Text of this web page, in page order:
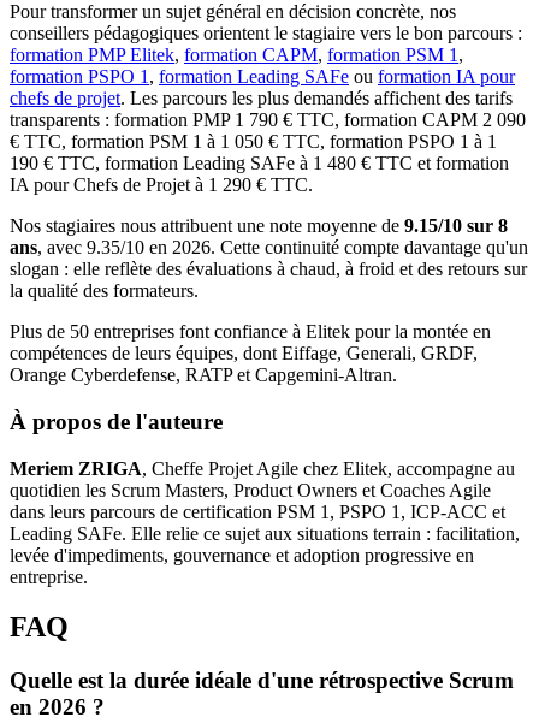
Pour transformer un sujet général en décision concrète, nos
conseillers pédagogiques orientent le stagiaire vers le bon parcours :
formation PMP Elitek, formation CAPM, formation PSM 1 ,
formation PSPO 1 , formation Leading SAFe ou formation IA pour
chefs de projet. Les parcours les plus demandés affichent des tarifs
transparents : formation PMP 1 790 € TTC, formation CAPM 2 090
€ TTC, formation PSM 1 à 1 050 € TTC, formation PSPO 1 à 1
190 € TTC, formation Leading SAFe à 1 480 € TTC et formation
IA pour Chefs de Projet à 1 290 € TTC.
Nos stagiaires nous attribuent une note moyenne de 9.15/10 sur 8
ans, avec 9.35/10 en 2026. Cette continuité compte davantage qu'un
slogan : elle reflète des évaluations à chaud, à froid et des retours sur
la qualité des formateurs.
Plus de 50 entreprises font confiance à Elitek pour la montée en
compétences de leurs équipes, dont Eiffage, Generali, GRDF,
Orange Cyberdefense, RATP et Capgemini-Altran.
À propos de l'auteure
Meriem ZRIGA, Cheffe Projet Agile chez Elitek, accompagne au
quotidien les Scrum Masters, Product Owners et Coaches Agile
dans leurs parcours de certification PSM 1, PSPO 1, ICP-ACC et
Leading SAFe. Elle relie ce sujet aux situations terrain : facilitation,
levée d'impediments, gouvernance et adoption progressive en
entreprise.
FAQ
Quelle est la durée idéale d'une rétrospective Scrum
en 2026 ?